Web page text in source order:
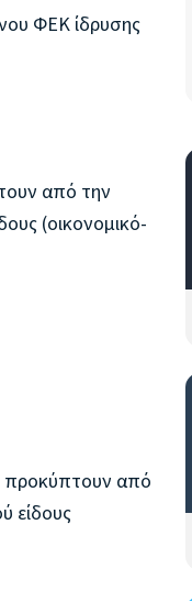
ΦΕΚ ίδρυσης
από την
(οικονομικό-
προκύπτουν από
είδους